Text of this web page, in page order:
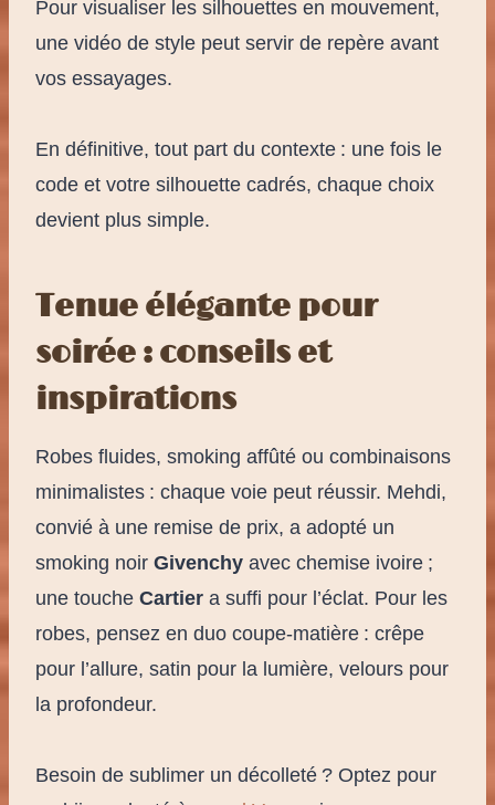
Pour visualiser les silhouettes en mouvement,
une vidéo de style peut servir de repère avant
vos essayages.
En définitive, tout part du contexte : une fois le
code et votre silhouette cadrés, chaque choix
devient plus simple.
Tenue élégante pour
soirée : conseils et
inspirations
Robes fluides, smoking affûté ou combinaisons
minimalistes : chaque voie peut réussir. Mehdi,
convié à une remise de prix, a adopté un
smoking noir Givenchy avec chemise ivoire ;
une touche Cartier a suffi pour l’éclat. Pour les
robes, pensez en duo coupe-matière : crêpe
pour l’allure, satin pour la lumière, velours pour
la profondeur.
Besoin de sublimer un décolleté ? Optez pour